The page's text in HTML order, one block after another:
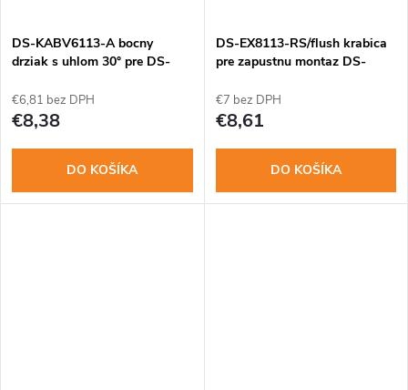
o
v
o
v
DS-KABV6113-A bocny
drziak s uhlom 30° pre DS-
€6,81 bez DPH
€8,38
DO KOŠÍKA
DS-EX8113-RS/flush krabica
pre zapustnu montaz DS-
€7 bez DPH
€8,61
DO KOŠÍKA